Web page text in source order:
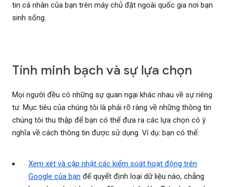
tin cá nhân của bạn trên máy chủ đặt ngoài quốc gia nơi bạn
sinh sống.
Tính minh bạch và sự lựa chọn
Mọi người đều có những sự quan ngại khác nhau về sự riêng
tư. Mục tiêu của chúng tôi là phải rõ ràng về những thông tin
chúng tôi thu thập để bạn có thể đưa ra các lựa chọn có ý
nghĩa về cách thông tin được sử dụng. Ví dụ: bạn có thể:
Xem xét và cập nhật các kiểm soát hoạt động trên
Google của bạn để quyết định loại dữ liệu nào, chẳng